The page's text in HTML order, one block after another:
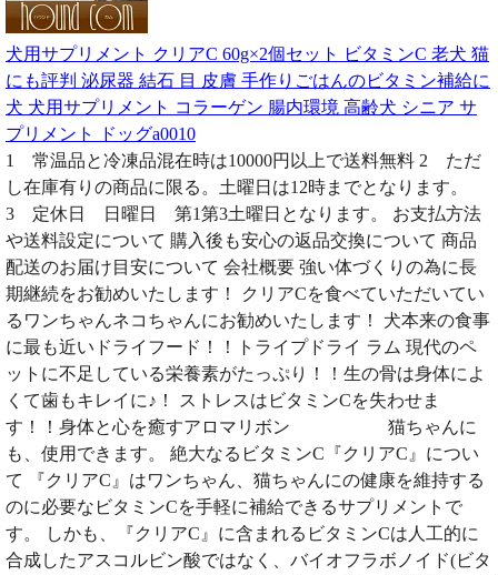
犬用サプリメント クリアC 60g×2個セット ビタミンC 老犬 猫
にも評判 泌尿器 結石 目 皮膚 手作りごはんのビタミン補給に
犬 犬用サプリメント コラーゲン 腸内環境 高齢犬 シニア サ
プリメント ドッグa0010
1 常温品と冷凍品混在時は10000円以上で送料無料 2 ただ
し在庫有りの商品に限る。土曜日は12時までとなります。
3 定休日 日曜日 第1第3土曜日となります。 お支払方法
や送料設定について 購入後も安心の返品交換について 商品
配送のお届け目安について 会社概要 強い体づくりの為に長
期継続をお勧めいたします！ クリアCを食べていただいてい
るワンちゃんネコちゃんにお勧めいたします！ 犬本来の食事
に最も近いドライフード！！トライプドライ ラム 現代のペ
ットに不足している栄養素がたっぷり！！生の骨は身体によ
くて歯もキレイに♪！ ストレスはビタミンCを失わせま
す！！身体と心を癒すアロマリボン 猫ちゃんに
も、使用できます。 絶大なるビタミンC『クリアC』につい
て 『クリアC』はワンちゃん、猫ちゃんにの健康を維持する
のに必要なビタミンCを手軽に補給できるサプリメントで
す。 しかも、『クリアC』に含まれるビタミンCは人工的に
合成したアスコルビン酸ではなく、バイオフラボノイド(ビタ